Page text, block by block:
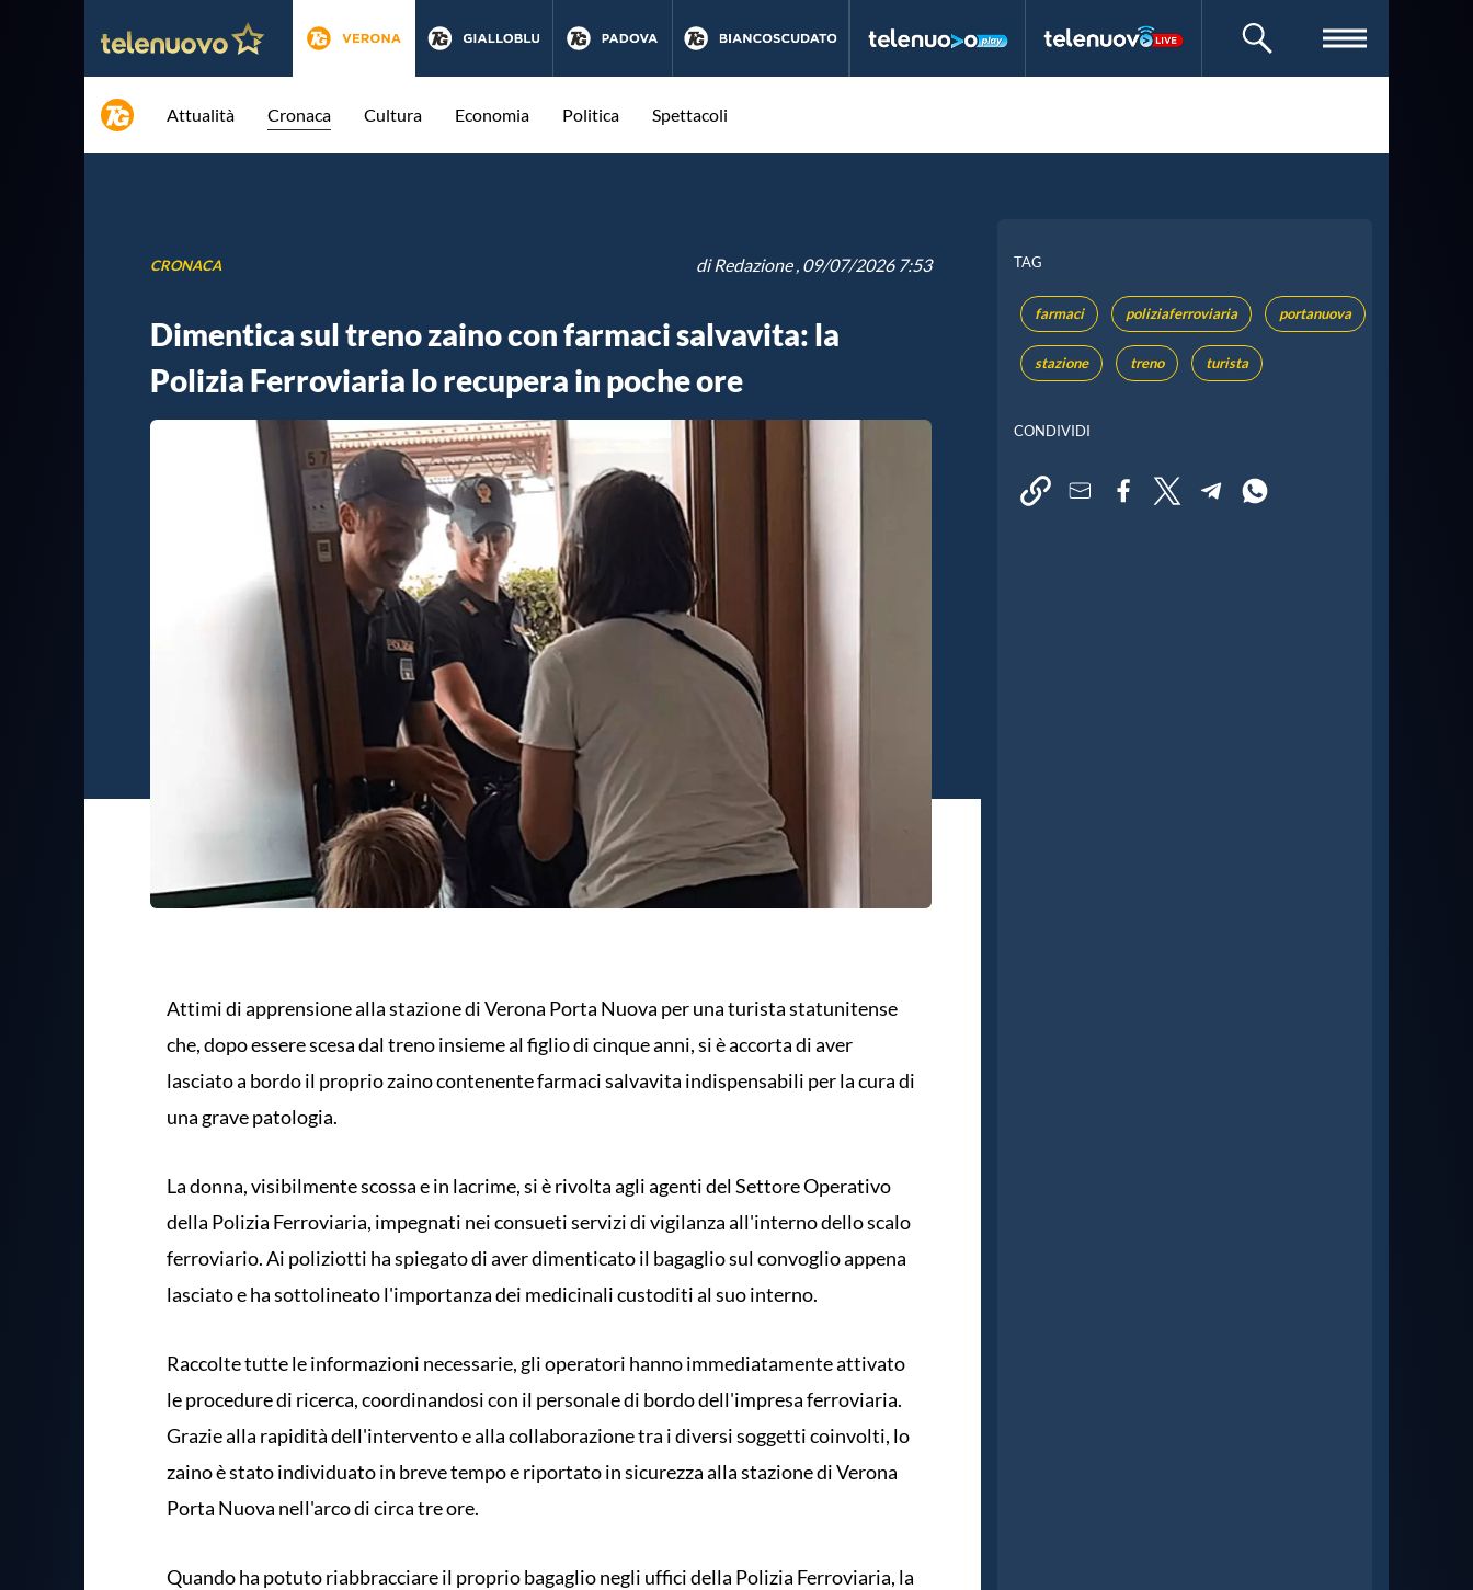
CERCA
Attualità Cronaca Cultura Economia Politica Spettacoli
CRONACA diRedazione, 09/07/2026 7:53
Dimentica sul treno zaino con farmaci salvavita: la
Polizia Ferroviaria lo recupera in poche ore
Attimi di apprensione alla stazione di Verona Porta Nuova per una turista statunitense
che, dopo essere scesa dal treno insieme al figlio di cinque anni, si è accorta di aver
lasciato a bordo il proprio zaino contenente farmaci salvavita indispensabili per la cura di
una grave patologia.
La donna, visibilmente scossa e in lacrime, si è rivolta agli agenti del Settore Operativo
della Polizia Ferroviaria, impegnati nei consueti servizi di vigilanza all'interno dello scalo
ferroviario. Ai poliziotti ha spiegato di aver dimenticato il bagaglio sul convoglio appena
lasciato e ha sottolineato l'importanza dei medicinali custoditi al suo interno.
Raccolte tutte le informazioni necessarie, gli operatori hanno immediatamente attivato
le procedure di ricerca, coordinandosi con il personale di bordo dell'impresa ferroviaria.
Grazie alla rapidità dell'intervento e alla collaborazione tra i diversi soggetti coinvolti, lo
zaino è stato individuato in breve tempo e riportato in sicurezza alla stazione di Verona
Porta Nuova nell'arco di circa tre ore.
Quando ha potuto riabbracciare il proprio bagaglio negli uffici della Polizia Ferroviaria, la
TAG
farmaci poliziaferroviaria portanuova
stazione treno turista
CONDIVIDI